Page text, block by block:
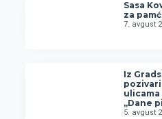
Sasa
za
7. avgust
Iz
ulicama
„Dane
5. avgust